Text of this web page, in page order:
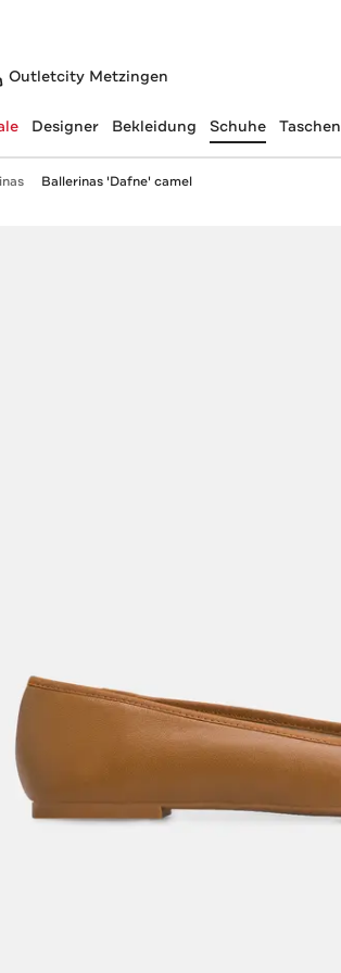
Outletcity Metzingen
Designer Bekleidung Schuhe Taschen
Ballerinas 'Dafne' camel